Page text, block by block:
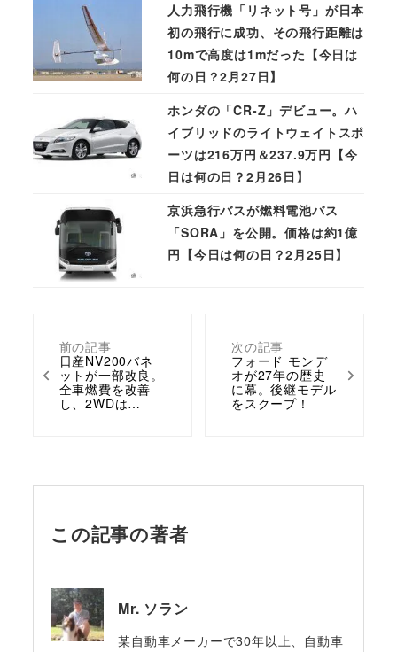
前の記事
日産NV200バネ
ットが一部改良。
全車燃費を改善
し、2WDは…
次の記事
フォード モンデ
オが27年の歴史
に幕。後継モデル
をスクープ！
人力飛行機「リネット号」が日本
初の飛行に成功、その飛行距離は
10mで高度は1mだった【今日は
何の日？2月27日】
ホンダの「CR-Z」デビュー。ハ
イブリッドのライトウェイトスポ
ーツは216万円＆237.9万円【今
日は何の日？2月26日】
京浜急行バスが燃料電池バス
「SORA」を公開。価格は約1億
円【今日は何の日？2月25日】
この記事の著者
Mr. ソラン
某自動車メーカーで30年以上、自動車